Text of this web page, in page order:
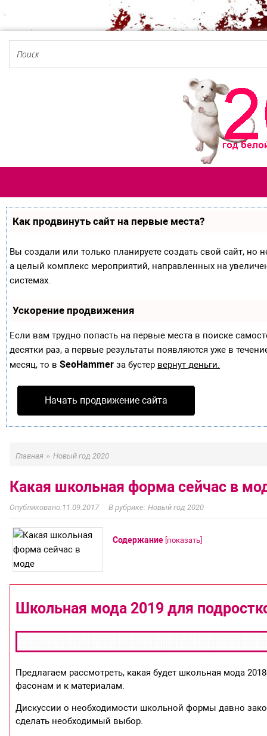
Как продвинуть сайт на первые места?
Вы создали или только планируете создать свой сайт, но
а целый комплекс мероприятий, направленных на
системах.
Ускорение продвижения
Если вам трудно попасть на первые места в поиске
десятки раз, а первые результаты появляются уже в
месяц, то в SeoHammer за бустер вернут деньги.
Начать продвижение сайта
Главная » Новый год 2020
Какая школьная форма сейчас в
11.09.2017 Новый год 2020
Содержание [показать]
Школьная мода 2019 для
Предлагаем рассмотреть, какая будет школьная мода
фасонам и к материалам.
Дискуссии о необходимости школьной формы давно
сделать необходимый выбор.